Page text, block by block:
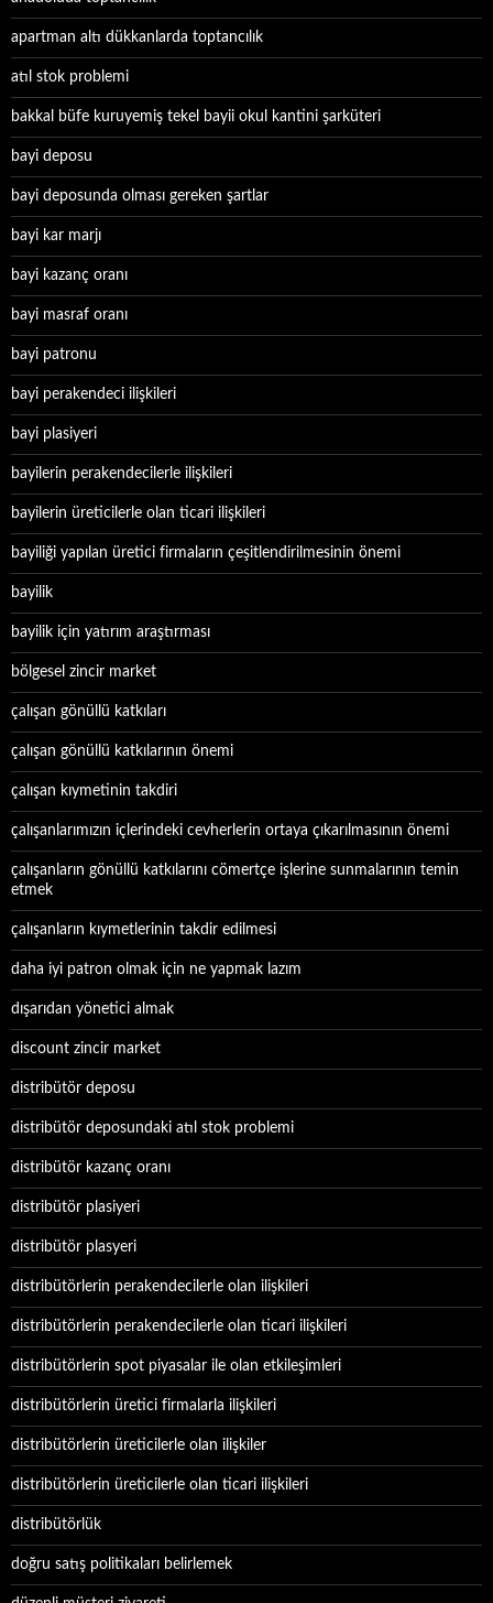
apartman altı dükkanlarda toptancılık
atıl stok problemi
bakkal büfe kuruyemiş tekel bayii okul kantini şarküteri
bayi deposu
bayi deposunda olması gereken şartlar
bayi kar marjı
bayi kazanç oranı
bayi masraf oranı
bayi patronu
bayi perakendeci ilişkileri
bayi plasiyeri
bayilerin perakendecilerle ilişkileri
bayilerin üreticilerle olan ticari ilişkileri
bayiliği yapılan üretici firmaların çeşitlendirilmesinin önemi
bayilik
bayilik için yatırım araştırması
bölgesel zincir market
çalışan gönüllü katkıları
çalışan gönüllü katkılarının önemi
çalışan kıymetinin takdiri
çalışanlarımızın içlerindeki cevherlerin ortaya çıkarılmasının önemi
çalışanların gönüllü katkılarını cömertçe işlerine sunmalarının temin
etmek
çalışanların kıymetlerinin takdir edilmesi
daha iyi patron olmak için ne yapmak lazım
dışarıdan yönetici almak
discount zincir market
distribütör deposu
distribütör deposundaki atıl stok problemi
distribütör kazanç oranı
distribütör plasiyeri
distribütör plasyeri
distribütörlerin perakendecilerle olan ilişkileri
distribütörlerin perakendecilerle olan ticari ilişkileri
distribütörlerin spot piyasalar ile olan etkileşimleri
distribütörlerin üretici firmalarla ilişkileri
distribütörlerin üreticilerle olan ilişkiler
distribütörlerin üreticilerle olan ticari ilişkileri
distribütörlük
doğru satış politikaları belirlemek